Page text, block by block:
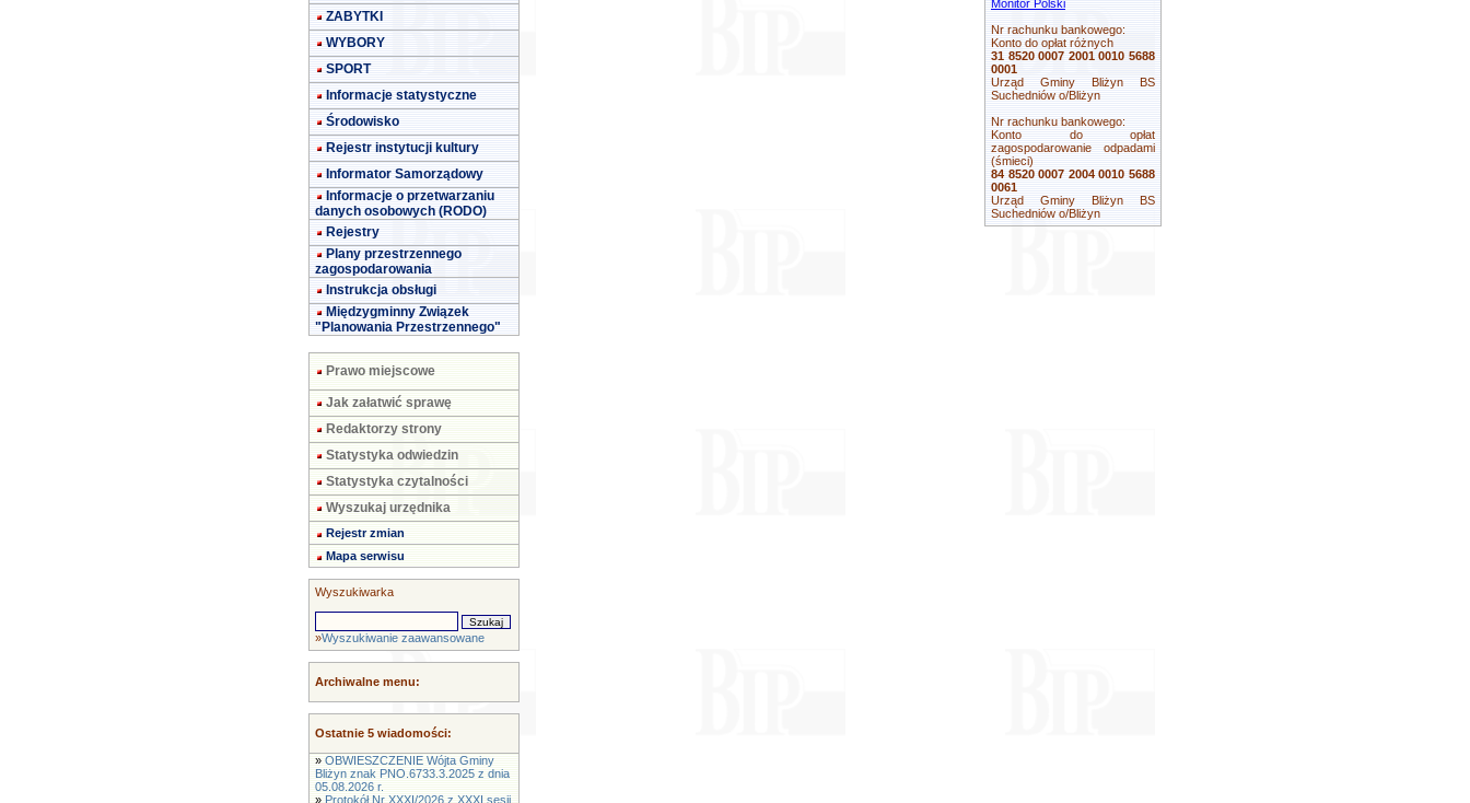
ZABYTKI
WYBORY
SPORT
Informacje statystyczne
Środowisko
Rejestr instytucji kultury
Informator Samorządowy
Informacje o przetwarzaniu
danych osobowych (RODO)
Rejestry
Plany przestrzennego
zagospodarowania
Instrukcja obsługi
Międzygminny Związek
"Planowania Przestrzennego"
Prawo miejscowe
Jak załatwić sprawę
Redaktorzy strony
Statystyka odwiedzin
Statystyka czytalności
Wyszukaj urzędnika
Rejestr zmian
Mapa serwisu
Wyszukiwarka
»Wyszukiwanie zaawansowane
Archiwalne menu:
Ostatnie 5 wiadomości:
» OBWIESZCZENIE Wójta Gminy
Bliżyn znak PNO.6733.3.2025 z dnia
05.08.2026 r.
» Protokół Nr XXXI/2026 z XXXI sesji
Monitor Polski
Nr rachunku bankowego:
Konto do opłat różnych
31 8520 0007 2001 0010 5688
0001
Urząd Gminy Bliżyn BS
Suchedniów o/Bliżyn
Nr rachunku bankowego:
Konto do opłat
zagospodarowanie odpadami
(śmieci)
84 8520 0007 2004 0010 5688
0061
Urząd Gminy Bliżyn BS
Suchedniów o/Bliżyn